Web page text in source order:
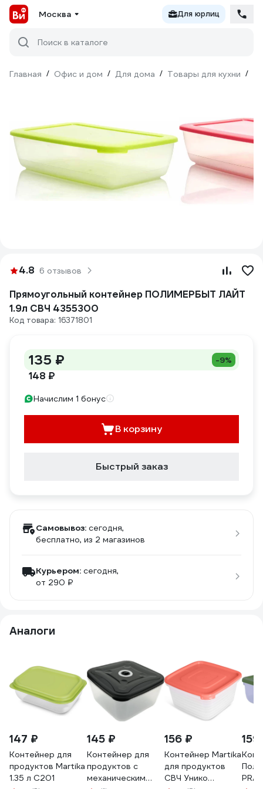
Москва Для юрлиц
Поиск в каталоге
Главная / Офис и дом / Для дома / Товары для кухни /
4.8 6 отзывов
Прямоугольный контейнер ПОЛИМЕРБЫТ ЛАЙТ
1.9л СВЧ 4355300
Код товара: 16371801
135 ₽ -9%
148 ₽
Начислим 1 бонус
В корзину
Быстрый заказ
Самовывоз: сегодня,
бесплатно, из 2 магазинов
Курьером: сегодня,
от 290 ₽
Аналоги
147 ₽
Контейнер для
продуктов Martika
1.35 л С201
145 ₽
Контейнер для
продуктов с
механическим
156 ₽
Контейнер Martika
для продуктов
СВЧ Унико
159